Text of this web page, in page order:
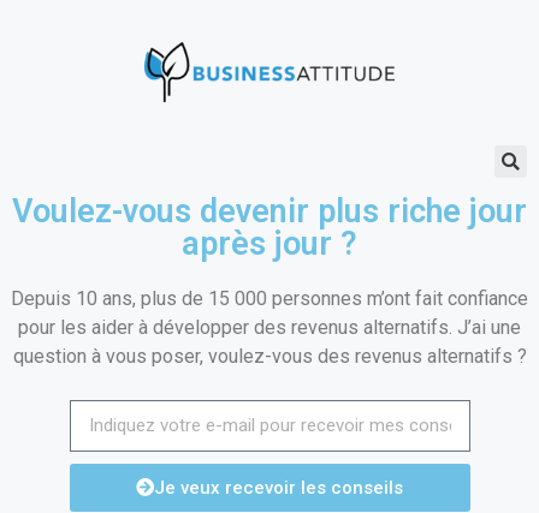
Voulez-vous devenir plus riche jour
après jour ?
Depuis 10 ans, plus de 15 000 personnes m’ont fait confiance
pour les aider à développer des revenus alternatifs. J’ai une
question à vous poser, voulez-vous des revenus alternatifs ?
Je veux recevoir les conseils